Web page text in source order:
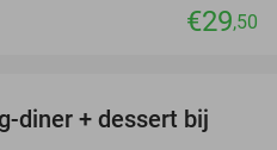
€29,50
37%
diner + dessert bij